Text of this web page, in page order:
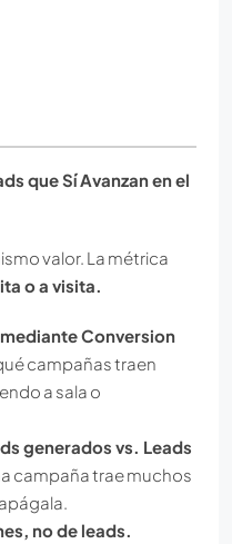
que Sí Avanzan en el
valor. La métrica
o a visita.
Conversion
campañas traen
a sala o
generados vs. Leads
campaña trae muchos
no de leads.